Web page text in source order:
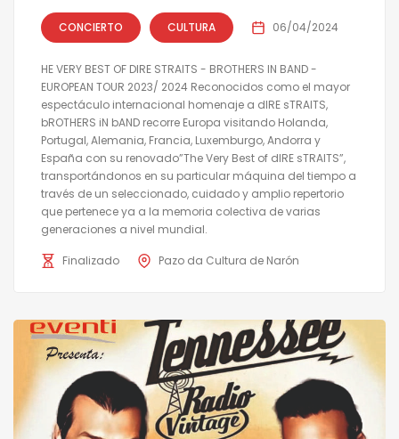
CONCIERTO CULTURA 06/04/2024
HE VERY BEST OF DIRE STRAITS - BROTHERS IN BAND -
EUROPEAN TOUR 2023/ 2024 Reconocidos como el mayor
espectáculo internacional homenaje a dIRE sTRAITS,
bROTHERS iN bAND recorre Europa visitando Holanda,
Portugal, Alemania, Francia, Luxemburgo, Andorra y
España con su renovado”The Very Best of dIRE sTRAITS”,
transportándonos en su particular máquina del tiempo a
través de un seleccionado, cuidado y amplio repertorio
que pertenece ya a la memoria colectiva de varias
generaciones a nivel mundial.
Finalizado Pazo da Cultura de Narón